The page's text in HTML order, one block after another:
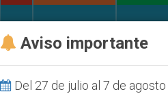
Aviso importante
Del 27 de julio al 7 de